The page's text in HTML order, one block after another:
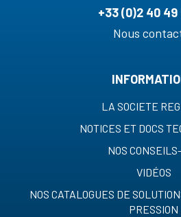
+33 (0)2 40 49
Nous
LA SOCIETE
NOTICES ET DOCS
NOS
VIDÉOS
NOS CATALOGUES DE
PRESSION